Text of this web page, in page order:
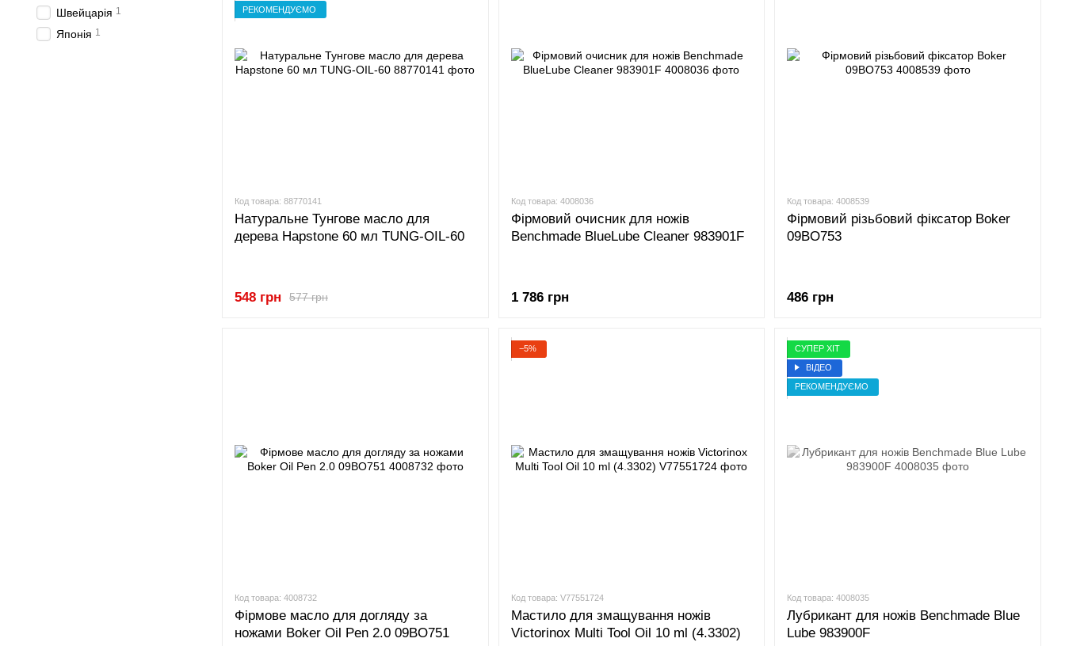
РЕКОМЕНДУЄМО
Код товара: 88770141
Натуральне Тунгове масло для
дерева Hapstone 60 мл TUNG-OIL-60
577 грн
548 грн
Код товара: 4008036
Фірмовий очисник для ножів
Benchmade BlueLube Cleaner 983901F
1 786 грн
Код товара: 4008539
Фірмовий різьбовий фіксатор Boker
09BO753
486 грн
Код товара: 4008732
Фірмове масло для догляду за
ножами Boker Oil Pen 2.0 09BO751
−5%
Код товара: V77551724
Мастило для змащування ножів
Victorinox Multi Tool Oil 10 ml (4.3302)
СУПЕР ХІТ
ВІДЕО
РЕКОМЕНДУЄМО
Код товара: 4008035
Лубрикант для ножів Benchmade Blue
Lube 983900F
Швейцарія 1
Японія 1